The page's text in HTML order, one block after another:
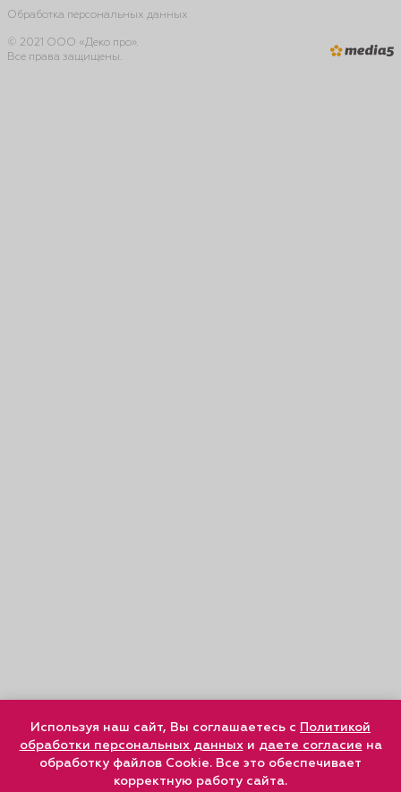
Обработка персональных данных
© 2021 ООО «Деко про».
Все права защищены.
Используя наш сайт, Вы соглашаетесь с Политикой
обработки персональных данныхи даете согласие на
обработку файлов Cookie. Все это обеспечивает
корректную работу сайта.